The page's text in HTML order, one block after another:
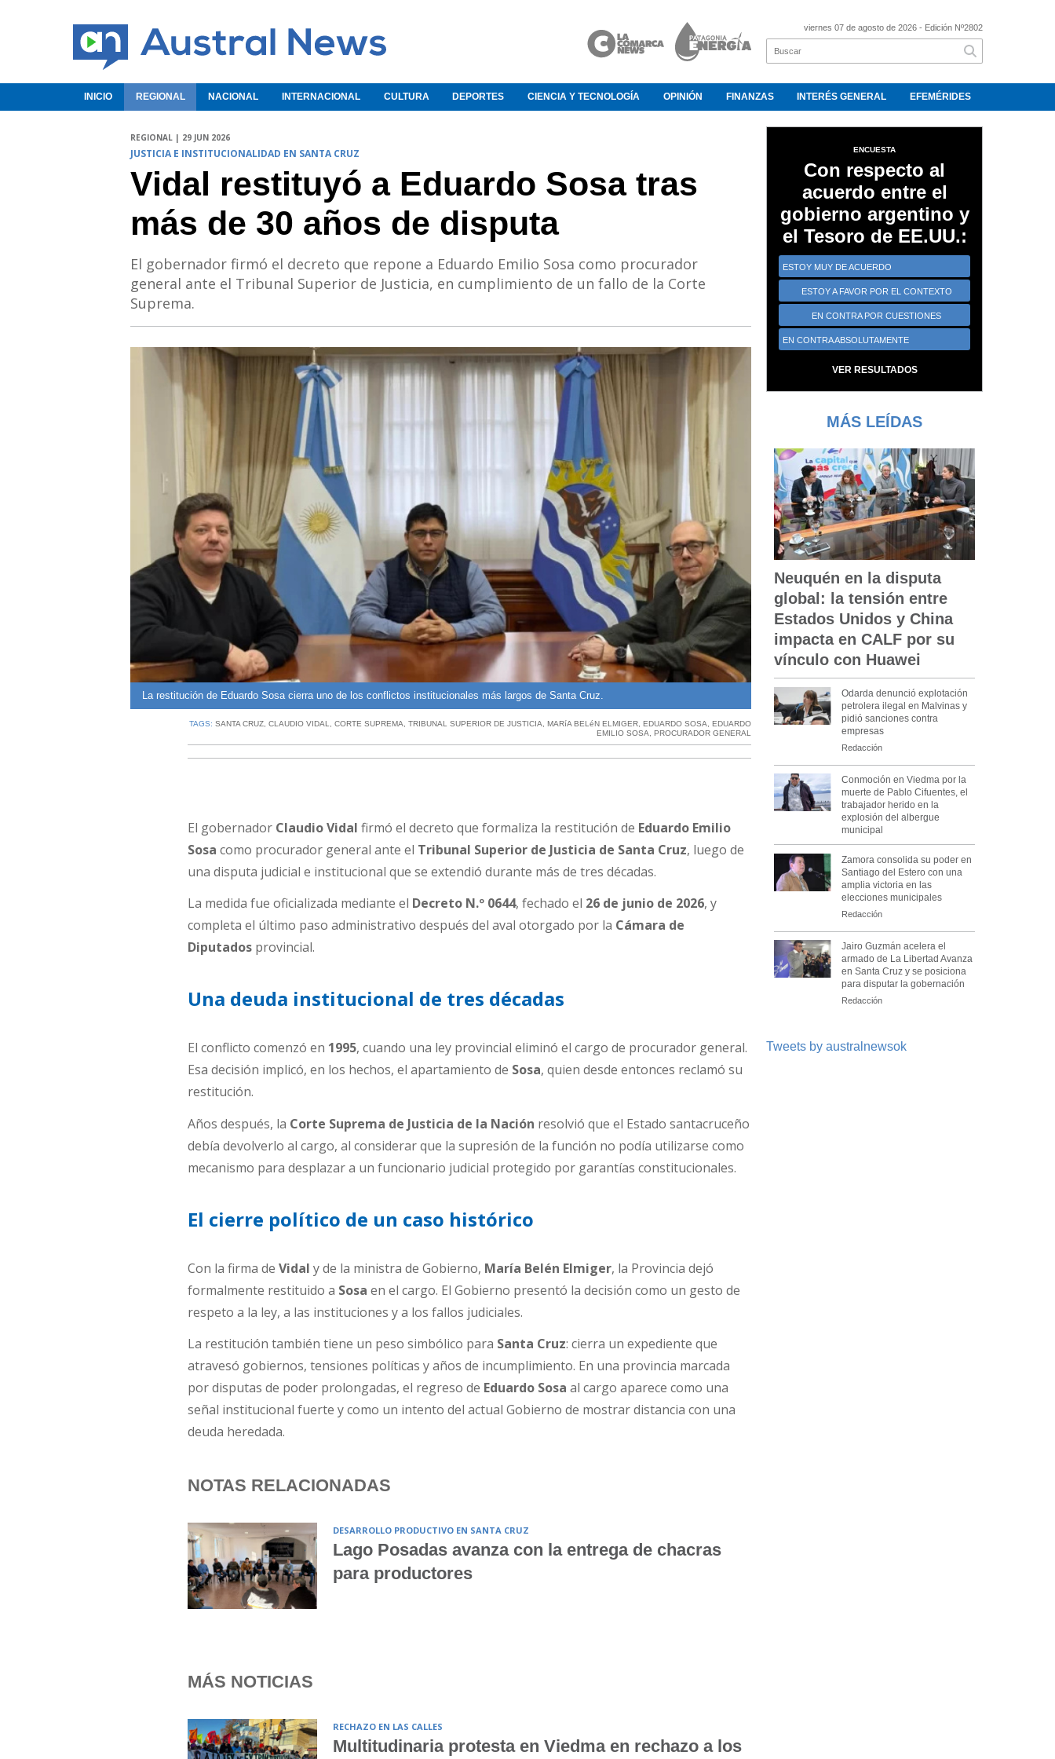
viernes 07 de agosto de 2026 - Edición Nº2802
INICIO REGIONAL NACIONAL INTERNACIONAL CULTURA DEPORTES CIENCIA Y TECNOLOGÍA OPINIÓN FINANZAS INTERÉS GENERAL EFEMÉRIDES
REGIONAL | 29 JUN 2026
JUSTICIA E INSTITUCIONALIDAD EN SANTA CRUZ
Vidal restituyó a Eduardo Sosa tras
más de 30 años de disputa
El gobernador firmó el decreto que repone a Eduardo Emilio Sosa como procurador
general ante el Tribunal Superior de Justicia, en cumplimiento de un fallo de la Corte
Suprema.
La restitución de Eduardo Sosa cierra uno de los conflictos institucionales más largos de Santa Cruz. La restitución de Eduardo Sosa cierra uno de los conflictos
TAGS:SANTA CRUZ ,CLAUDIO VIDAL ,CORTE SUPREMA ,TRIBUNAL SUPERIOR DE JUSTICIA ,MARíA BELéN ELMIGER ,EDUARDO SOSA ,EDUARDO
EMILIO SOSA
,PROCURADOR GENERAL
El gobernador Claudio Vidal firmó el decreto que formaliza la restitución de Eduardo Emilio
Sosa como procurador general ante el Tribunal Superior de Justicia de Santa Cruz, luego de
una disputa judicial e institucional que se extendió durante más de tres décadas.
La medida fue oficializada mediante el Decreto N.º 0644, fechado el 26 de junio de 2026, y
completa el último paso administrativo después del aval otorgado por la Cámara de
Diputados provincial.
Una deuda institucional de tres décadas
El conflicto comenzó en 1995, cuando una ley provincial eliminó el cargo de procurador general.
Esa decisión implicó, en los hechos, el apartamiento de Sosa, quien desde entonces reclamó su
restitución.
Años después, la Corte Suprema de Justicia de la Nación resolvió que el Estado santacruceño
debía devolverlo al cargo, al considerar que la supresión de la función no podía utilizarse como
mecanismo para desplazar a un funcionario judicial protegido por garantías constitucionales.
El cierre político de un caso histórico
Con la firma deVidal y de la ministra de Gobierno, María Belén Elmiger, la Provincia dejó
formalmente restituido a Sosa en el cargo. El Gobierno presentó la decisión como un gesto de
respeto a la ley, a las instituciones y a los fallos judiciales.
La restitución también tiene un peso simbólico para Santa Cruz: cierra un expediente que
atravesó gobiernos, tensiones políticas y años de incumplimiento. En una provincia marcada
por disputas de poder prolongadas, el regreso de Eduardo Sosa al cargo aparece como una
señal institucional fuerte y como un intento del actual Gobierno de mostrar distancia con una
deuda heredada.
NOTAS RELACIONADAS
DESARROLLO PRODUCTIVO EN SANTA CRUZ
Lago Posadas avanza con la entrega de chacras
para productores
MÁS NOTICIAS
RECHAZO EN LAS CALLES
Multitudinaria protesta en Viedma en rechazo a los
ENCUESTA
Con respecto al
acuerdo entre el
gobierno argentino y
el Tesoro de EE.UU.:
ESTOY MUY DE ACUERDO
ESTOY A FAVOR POR EL CONTEXTO
CRÍTICO
EN CONTRA POR CUESTIONES
ESTRATÉGICAS
EN CONTRA ABSOLUTAMENTE
VER RESULTADOS
MÁS LEÍDAS
Neuquén en la disputa
global: la tensión entre
Estados Unidos y China
impacta en CALF por su
vínculo con Huawei
Odarda denunció explotación
petrolera ilegal en Malvinas y
pidió sanciones contra
empresas
Redacción
Conmoción en Viedma por la
muerte de Pablo Cifuentes, el
trabajador herido en la
explosión del albergue
municipal
Zamora consolida su poder en
Santiago del Estero con una
amplia victoria en las
elecciones municipales
Redacción
Jairo Guzmán acelera el
armado de La Libertad Avanza
en Santa Cruz y se posiciona
para disputar la gobernación
Redacción
Tweets by australnewsok